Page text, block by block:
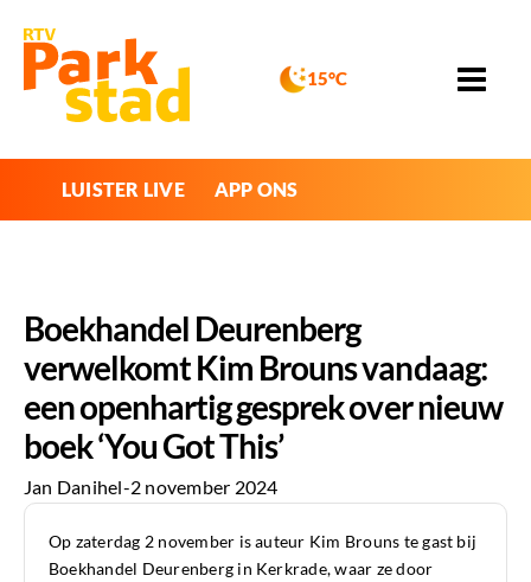
15°C
LUISTER LIVE APP ONS
Boekhandel Deurenberg
verwelkomt Kim Brouns vandaag:
een openhartig gesprek over nieuw
boek ‘You Got This’
Jan Danihel-2 november 2024
Op zaterdag 2 november is auteur Kim Brouns te gast bij
Boekhandel Deurenberg in Kerkrade, waar ze door